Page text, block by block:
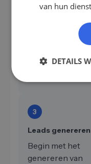
Meld u aan bij
start een gratis
3
Leads genereren
Begin met het
genereren van
van hun
DETAILS